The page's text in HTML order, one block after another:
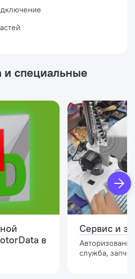
специальные
в
Сервис и
служба,